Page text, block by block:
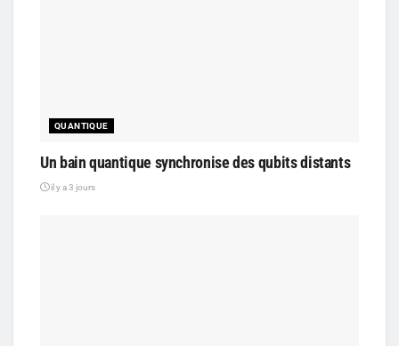
QUANTIQUE
Un bain quantique synchronise des qubits distants
il y a 3 jours